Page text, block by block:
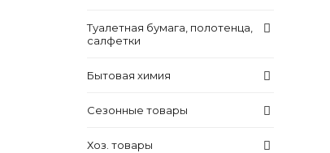
Туалетная бумага, полотенца,
салфетки
Бытовая химия
Сезонные товары
Хоз. товары